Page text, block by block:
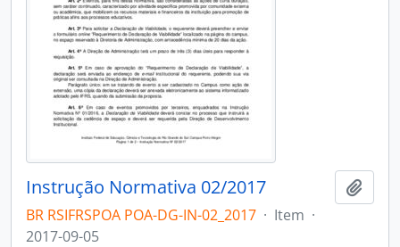
Instrução Normativa 02/2017
BR RSIFRSPOA POA-DG-IN-02_2017 · Item ·
2017-09-05